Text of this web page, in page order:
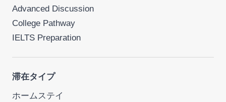
Advanced Discussion
College Pathway
IELTS Preparation
滞在タイプ
ホームステイ